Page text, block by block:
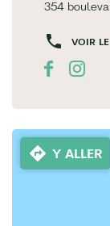
354
VOIR
Y ALLER